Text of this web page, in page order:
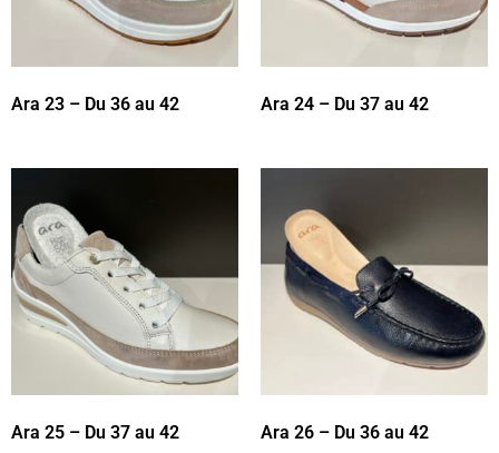
Ara 23 – Du 36 au 42 Ara 24 – Du 37 au 42
Ara 25 – Du 37 au 42 Ara 26 – Du 36 au 42